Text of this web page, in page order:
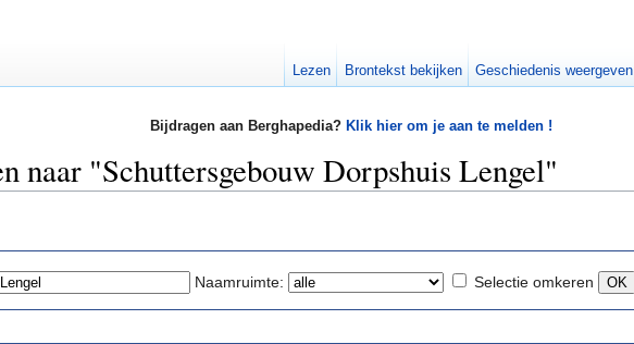
Bijdragen aan Berghapedia? Klik hier om je aan te melden !
naar "Schuttersgebouw Dorpshuis Lengel"
Naamruimte: Selectie omkeren
Lezen Brontekst bekijken Geschiedenis weergeven